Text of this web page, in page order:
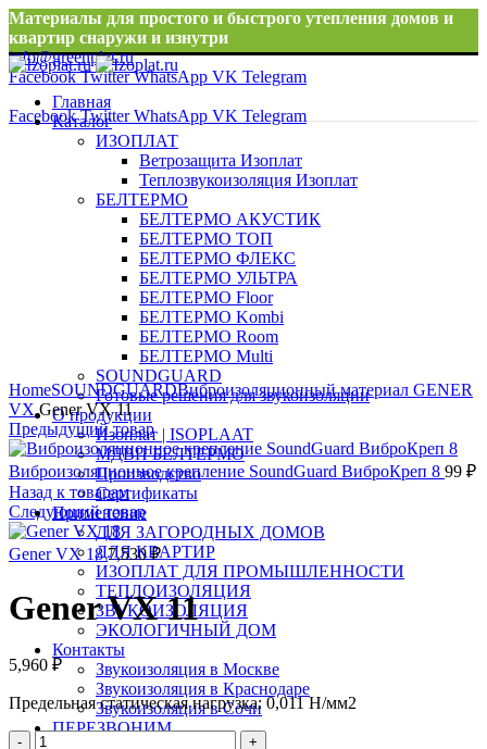
Материалы для простого и быстрого утепления домов и
квартир снаружи и изнутри
info@greenplat.ru
Facebook Twitter WhatsApp VK Telegram
8 996 533 10 46
Facebook Twitter WhatsApp VK Telegram
Главная
Каталог
ИЗОПЛАТ
Ветрозащита Изоплат
Теплозвукоизоляция Изоплат
БЕЛТЕРМО
БЕЛТЕРМО АКУСТИК
БЕЛТЕРМО ТОП
БЕЛТЕРМО ФЛЕКС
БЕЛТЕРМО УЛЬТРА
БЕЛТЕРМО Floor
БЕЛТЕРМО Kombi
БЕЛТЕРМО Room
БЕЛТЕРМО Multi
SOUNDGUARD
Готовые решения для звукоизоляции
О продукции
Изоплат | ISOPLAAT
МДВП БЕЛТЕРМО
Производство
Сертификаты
Применение
ДЛЯ ЗАГОРОДНЫХ ДОМОВ
ДЛЯ КВАРТИР
ИЗОПЛАТ ДЛЯ ПРОМЫШЛЕННОСТИ
ТЕПЛОИЗОЛЯЦИЯ
ЗВУКОИЗОЛЯЦИЯ
ЭКОЛОГИЧНЫЙ ДОМ
Контакты
Звукоизоляция в Москве
Звукоизоляция в Краснодаре
Звукоизоляция в Сочи
ПЕРЕЗВОНИМ
Нажмите, чтобы увеличить
HomeSOUNDGUARDВиброизоляционный материал GENER
VXGener VX 11
Предыдущий товар
Виброизоляционное крепление SoundGuard ВиброКреп 8 99 ₽
Назад к товарам
Следующий товар
Gener VX 187,530₽
Gener VX 11
5,960 ₽
Предельная статическая нагрузка: 0,011 Н/мм2
Quantity